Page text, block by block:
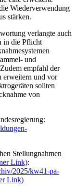
Wiederverwendung
stärken.
verlangte auch
in die Pflicht
und
empfahl der
erweitern und vor
sollten
von
Stellungnahmen
Link):
2025/kw41-pa-
Link)